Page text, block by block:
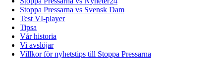
Stoppa Pressarna vs Svensk Dam
Test VI-player
Tipsa
Vår historia
Vi avslöjar
Villkor för nyhetstips till Stoppa Pressarna